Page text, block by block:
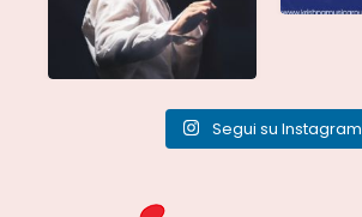
Segui su Instagram